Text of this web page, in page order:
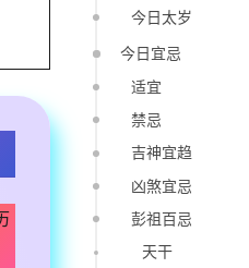
今日太岁
今日宜忌
适宜
禁忌
吉神宜趋
凶煞宜忌
彭祖百忌
天干